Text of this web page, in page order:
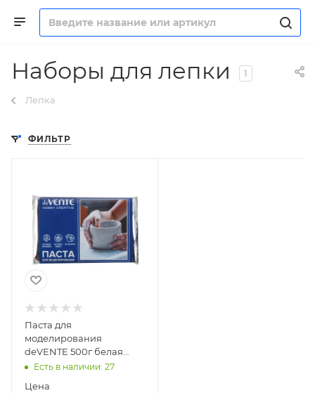
Наборы для лепки 1
Лепка
ФИЛЬТР
Паста для
моделирования
deVENTE 500г белая
8042421
Есть в наличии: 27
Цена